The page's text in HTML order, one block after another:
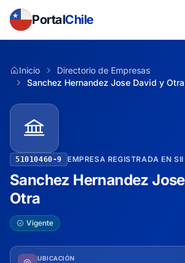
PortalChile
Inicio
Directorio de Empresas
Sanchez Hernandez Jose David y Otra
51010460-9 EMPRESA REGISTRADA EN SII
Sanchez Hernandez
Otra
Vigente
UBICACIÓN